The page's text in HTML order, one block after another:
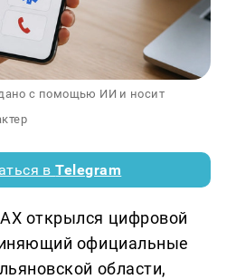
с помощью ИИ и носит
вTelegram
открылся цифровой
официальные
области,